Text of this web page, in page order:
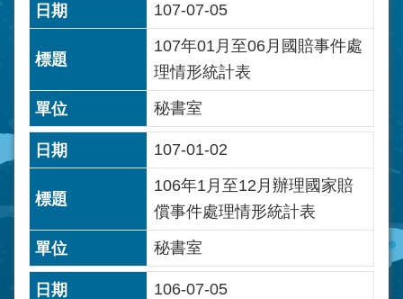
107-07-05
107年01月至06月國賠事件處
理情形統計表
秘書室
107-01-02
106年1月至12月辦理國家賠
償事件處理情形統計表
秘書室
106-07-05